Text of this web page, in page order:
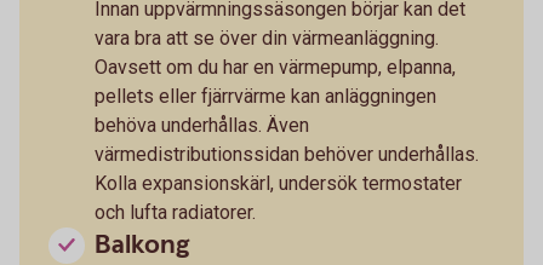
Innan uppvärmningssäsongen börjar kan det
vara bra att se över din värmeanläggning.
Oavsett om du har en värmepump, elpanna,
pellets eller fjärrvärme kan anläggningen
behöva underhållas. Även
värmedistributionssidan behöver underhållas.
Kolla expansionskärl, undersök termostater
och lufta radiatorer.
Balkong